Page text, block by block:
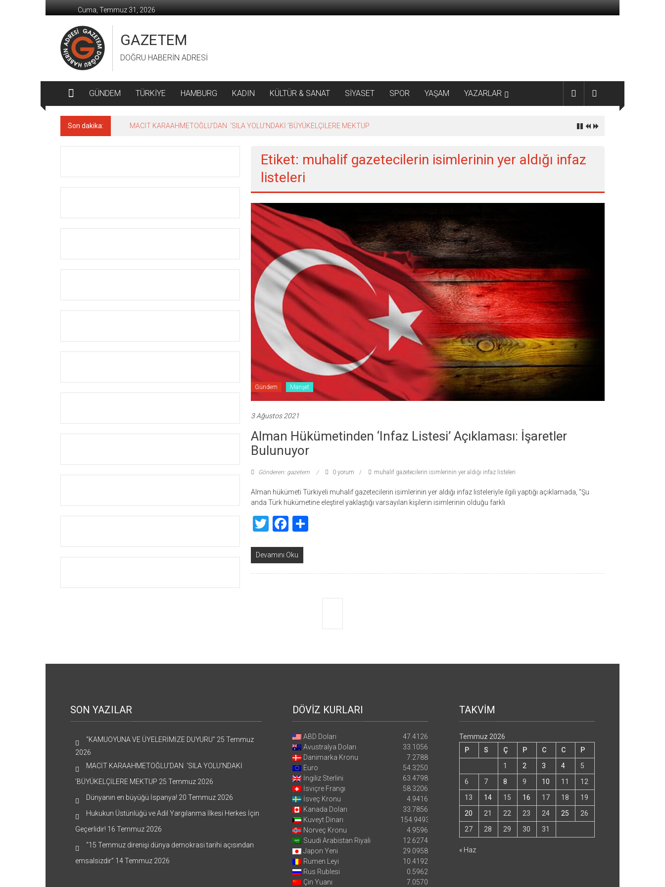
geç
Cuma, Temmuz 31, 2026
GAZETEM
DOĞRU HABERİN ADRESİ
GÜNDEM TÜRKİYE HAMBURG KADIN KÜLTÜR & SANAT SİYASET SPOR YAŞAM YAZARLAR
Son dakika: MACİT KARAAHMETOĞLU’DAN ‘SILA YOLU’NDAKİ ’BÜYÜKELÇİLERE MEKTUP
Etiket: muhalif gazetecilerin isimlerinin yer aldığı infaz
listeleri
Gündem Manşet
3 Ağustos 2021
Alman Hükümetinden ‘infaz Listesi’ Açıklaması: İşaretler
Bulunuyor
Gönderen: gazetem 0 yorum muhalif gazetecilerin isimlerinin yer aldığı infaz listeleri
Alman hükümeti Türkiyeli muhalif gazetecilerin isimlerinin yer aldığı infaz listeleriyle ilgili yaptığı açıklamada, “Şu
anda Türk hükümetine eleştirel yaklaştığı varsayılan kişilerin isimlerinin olduğu farklı
TwitterFacebook
Devamını Oku
SON YAZILAR
“KAMUOYUNA VE ÜYELERİMİZE DUYURU” 25 Temmuz
2026
MACİT KARAAHMETOĞLU’DAN ‘SILA YOLU’NDAKİ
’BÜYÜKELÇİLERE MEKTUP 25 Temmuz 2026
Dünyanın en büyüğü İspanya! 20 Temmuz 2026
Hukukun Üstünlüğü ve Adil Yargılanma İlkesi Herkes İçin
Geçerlidir! 16 Temmuz 2026
“15 Temmuz direnişi dünya demokrasi tarihi açısından
emsalsizdir” 14 Temmuz 2026
DÖVİZ KURLARI
ABD Doları
47.4126
Avustralya Doları
33.1056
Danimarka Kronu
7.2788
Euro
54.3250
İngiliz Sterlini
63.4798
İsviçre Frangı
58.3206
İsveç Kronu
4.9416
Kanada Doları
33.7856
Kuveyt Dinarı
154.9493
Norveç Kronu
4.9596
Suudi Arabistan Riyali
12.6274
Japon Yeni
29.0958
Rumen Leyi
10.4192
Rus Rublesi
0.5962
Çin Yuanı
7.0570
TAKVİM
Temmuz 2026
P
S Ç P C C
P
1
2 3 4
5
6
7 8 9 10 11
12
13
14 15 16 17 18
19
20
21 22 23 24 25
26
27
28 29 30 31
« Haz